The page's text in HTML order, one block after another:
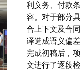
利义务、付款
容。对于部分
合上下文及合
译造成语义偏差
完成初稿后，
文进行了逐段